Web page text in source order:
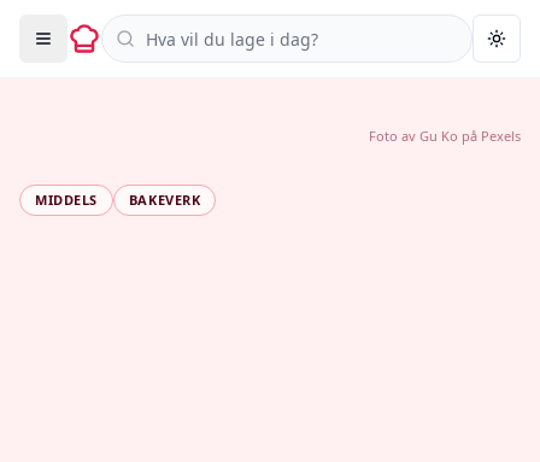
Søk i oppskrifter
MIDDELS BAKEVERK
Foto av Gu Ko på Pexels